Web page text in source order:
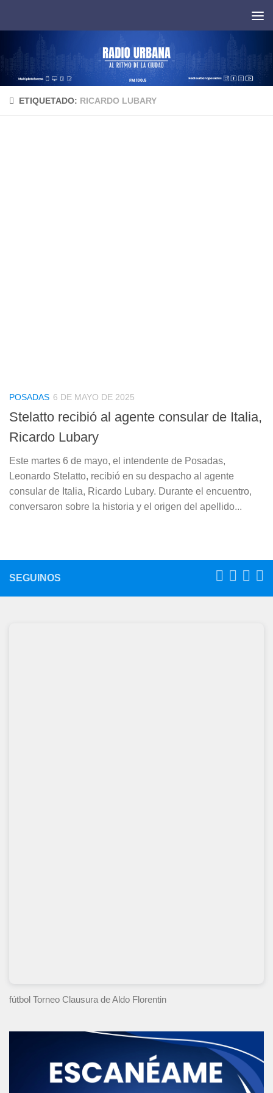
ETIQUETADO: RICARDO LUBARY
POSADAS 6 DE MAYO DE 2025
Stelatto recibió al agente consular de Italia,
Ricardo Lubary
Este martes 6 de mayo, el intendente de Posadas,
Leonardo Stelatto, recibió en su despacho al agente
consular de Italia, Ricardo Lubary. Durante el encuentro,
conversaron sobre la historia y el origen del apellido...
SEGUINOS
fútbol Torneo Clausura de Aldo Florentin